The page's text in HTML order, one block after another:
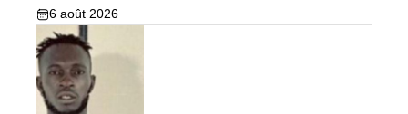
6 août 2026